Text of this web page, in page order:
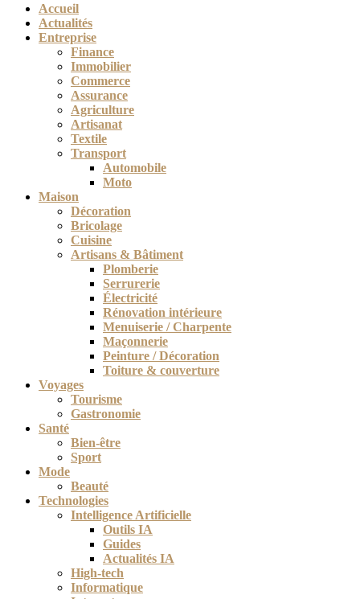
Accueil
Actualités
Entreprise
Finance
Immobilier
Commerce
Assurance
Agriculture
Artisanat
Textile
Transport
Automobile
Moto
Maison
Décoration
Bricolage
Cuisine
Artisans & Bâtiment
Plomberie
Serrurerie
Électricité
Rénovation intérieure
Menuiserie / Charpente
Maçonnerie
Peinture / Décoration
Toiture & couverture
Voyages
Tourisme
Gastronomie
Santé
Bien-être
Sport
Mode
Beauté
Technologies
Intelligence Artificielle
Outils IA
Guides
Actualités IA
High-tech
Informatique